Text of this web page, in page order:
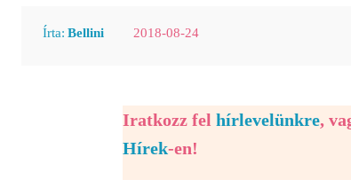
Írta: Bellini 2018-08-24
Iratkozz fel hírlevelünkre,
Hírek-en!